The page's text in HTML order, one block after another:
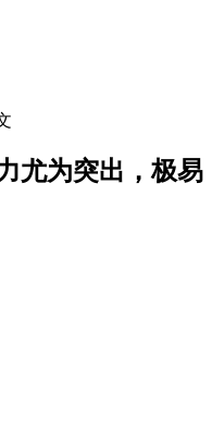
尤为突出，极易